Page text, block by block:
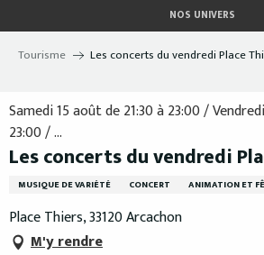
au
contenu
NOS UNIVERS
Tourisme Les concerts du vendredi Place
Samedi 15 août de 21:30 à 23:00 /
23:00 / ...
Les concerts du vendredi
MUSIQUE DE VARIÉTÉ CONCERT ANIMATION ET
Place Thiers, 33120 Arcachon
M'y rendre